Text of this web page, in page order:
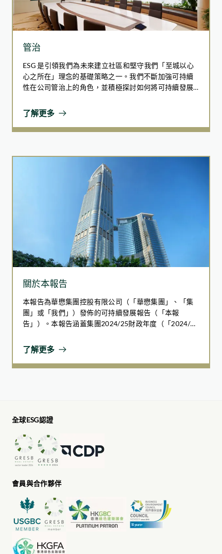
（HKCSS）和沙田地區康健站，攜手推行「全城齡活
－樂齡屋苑倡導計劃」。在計劃下，我們的物業服務
團隊提供切合年長住戶及其照顧者的獨特需要的服
通過工作坊、專題講座和社區活動，我們為年長住戶
及其照顧者提供了實用的健康資訊。我們與香港大學
藥理學系和地區康健站合作，於金獅花園舉辦健康推
其後，我們再度與沙田地區康健站合作，為年長住戶
作人工智能（AI）跌倒風險評估，提供個人化建議以
辦了季節性流感疫苗接種活動，共惠及100名居民，
地區康健站合作，在碧濤花園舉辦了預防中風講座，
向居民宣傳早期警號及預防方法，提升健康意識。
作，繼續推動長者友善社區的發展，讓年長住戶感到
肝炎檢測快車提供肝臟健康檢查服務
因應香港乙型肝炎的高患病率，華懋集團與香港肝壽
基金合作，推出全港首個以流動健康檢查車進行的肝
臟健康篩查計劃，為醫療資源較缺乏及高風險的群組
提供健康服務。
檢測快車設於荃灣及葵青地區的熱門地點，為居民免
獲得相關醫療資訊及服務的群體。計劃亦包括學生及
乙型肝炎風險的認識。
該服務共惠及超過1,000多名荃葵青區的居民，大大
提高了他們的疾病相關意識，鼓勵及早篩查，並提升
了他們獲得基本醫療資源的機會。
87%
的受訪者表示對替代和體驗式學習方式感興趣
文化傳承
案例研究
承接早前成功設立「荔枝窩故事館」以保育客家文化
的成果，華懋集團於2024年與無止橋慈善基金會合
作，進一步拓展城鄉共融的工作。這次合作以活化榕
樹凹的重要文化古跡「香香屋」為核心，將這幢建築
頭角鄉郊振興計劃的關鍵部分，更是國家鄉村振興策
略下首個位於內地以外的「鄉村振興工作站」。
項目邀請來自清華大學及香港中文大學的建築系學生
參與，並帶領此復修項目，涵蓋從概念設計至施工落
成的完整項目週期。學生親身參與技術規劃、設計及
管治
ESG 是引領我們為未來建立社區和堅守我們「至城以心
心之所在」理念的基礎策略之一。我們不斷加強可持續
性在公司管治上的角色，並積極探討如何將可持續發展
有效的 ESG 管治和知識的轉移，我們建構了一個綜合和
強健的 ESG 管治體系，涵蓋了不同與企業可持續發展相
關的議題，並在報告期內於管治方面取得進步。
了解更多
關於本報告
本報告為華懋集團控股有限公司（「華懋集團」、「集
團」或「我們」）發佈的可持續發展報告（「本報
告」）。本報告涵蓋集團2024/25財政年度（「2024/25
告期」）。
了解更多
全球ESG認證
會員與合作夥伴